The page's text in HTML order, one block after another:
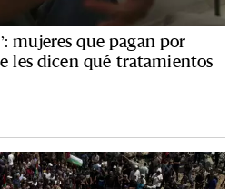
mujeres que pagan por
les dicen qué tratamientos